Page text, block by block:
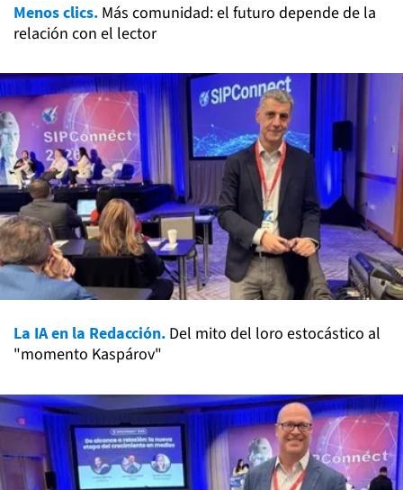
Menos clics. Más comunidad: el futuro depende de la
relación con el lector
La IA en la Redacción. Del mito del loro estocástico al
"momento Kaspárov"